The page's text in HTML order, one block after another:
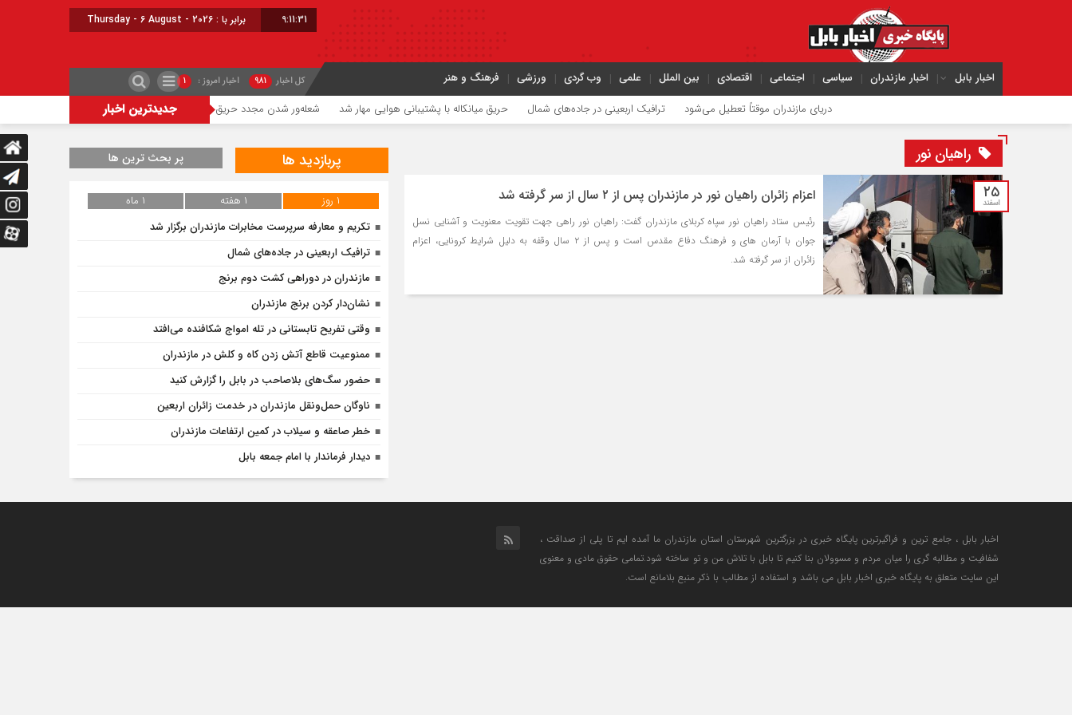
9:11:32 برابر با : Thursday - 6 August - 2026
اخبار بابل اخبار مازندران سیاسی اجتماعی اقتصادی بین الملل علمی وب گردی ورزشی فرهنگ و هنر کل اخبار ۹۸۱ اخبار امروز : ۱
جدیدترین اخبار دریای مازندران موقتاً تعطیل می‌شود ترافیک اربعینی در جاده‌های شمال حریق میانکاله با پشتیبانی هوایی مهار شد شعله‌ور شدن مجدد حریق در میانکاله چالش تأمین آب ۱۸ روستای مازندران برای کشت دوم برنج
راهیان نور
۲۵
اسفند اعزام زائران راهیان نور در مازندران پس از ۲ سال از سر گرفته شد
رئیس ستاد راهیان نور سپاه کربلای مازندران گفت: راهیان نور راهی جهت تقویت معنویت و آشنایی نسل
جوان با آرمان های و فرهنگ دفاع مقدس است و پس از ۲ سال وقفه به دلیل شرایط کرونایی، اعزام
زائران از سر گرفته شد.
پربازدید ها پر بحث ترین ها
۱ روز ۱ هفته
۱ ماه
تکریم و معارفه سرپرست مخابرات مازندران برگزار شد
ترافیک اربعینی در جاده‌های شمال
مازندران در دوراهی کشت دوم برنج
نشان‌دار کردن برنج مازندران
وقتی تفریح تابستانی در تله امواج شکافنده می‌افتد
ممنوعیت قاطع آتش زدن کاه و کلش در مازندران
حضور سگ‌های بلاصاحب در بابل را ‌گزارش کنید
ناوگان حمل‌ونقل مازندران در خدمت زائران اربعین
خطر صاعقه و سیلاب در کمین ارتفاعات مازندران
دیدار فرماندار با امام جمعه بابل
اخبار بابل ، جامع ترین و فراگیرترین پایگاه خبری در بزرگترین شهرستان استان مازندران ما آمده ایم تا پلی از صداقت ،
شفافیت و مطالبه گری را میان مردم و مسوولان بنا کنیم تا بابل با تلاش من و تو ساخته شود.تمامی حقوق مادی و معنوی
این سایت متعلق به پایگاه خبری اخبار بابل می باشد و استفاده از مطالب با ذکر منبع بلامانع است.